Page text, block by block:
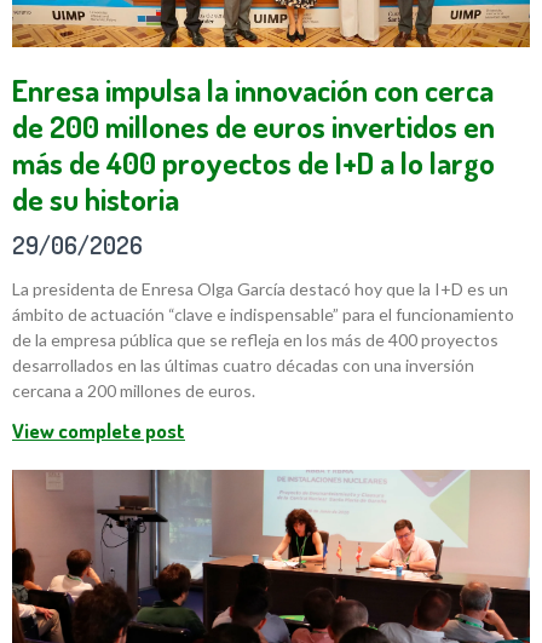
Enresa impulsa la innovación con cerca
de 200 millones de euros invertidos en
más de 400 proyectos de I+D a lo largo
de su historia
29/06/2026
La presidenta de Enresa Olga García destacó hoy que la I+D es un
ámbito de actuación “clave e indispensable” para el funcionamiento
de la empresa pública que se refleja en los más de 400 proyectos
desarrollados en las últimas cuatro décadas con una inversión
cercana a 200 millones de euros.
View complete post